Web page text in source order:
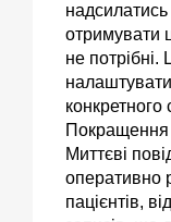
надсилатись
отримувати
не потрібні.
конкретного
Покращення
Миттєві
оперативно
пацієнтів,